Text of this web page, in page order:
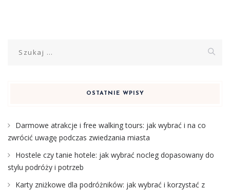
OSTATNIE WPISY
Darmowe atrakcje i free walking tours: jak wybrać i na co
zwrócić uwagę podczas zwiedzania miasta
Hostele czy tanie hotele: jak wybrać nocleg dopasowany do
stylu podróży i potrzeb
Karty zniżkowe dla podróżników: jak wybrać i korzystać z